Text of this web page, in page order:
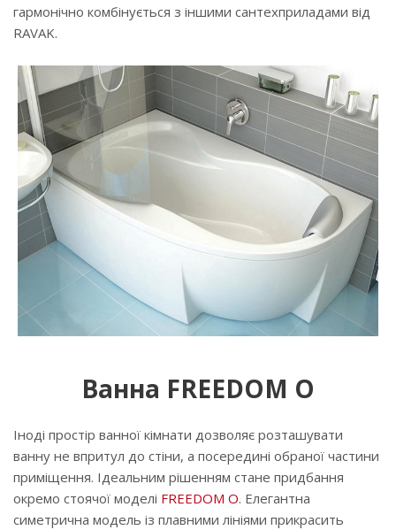
гармонічно комбінується з іншими сантехприладами від
RAVAK.
Ванна FREEDOM O
Іноді простір ванної кімнати дозволяє розташувати
ванну не впритул до стіни, а посередині обраної частини
приміщення. Ідеальним рішенням стане придбання
окремо стоячої моделі FREEDOM O. Елегантна
симетрична модель із плавними лініями прикрасить